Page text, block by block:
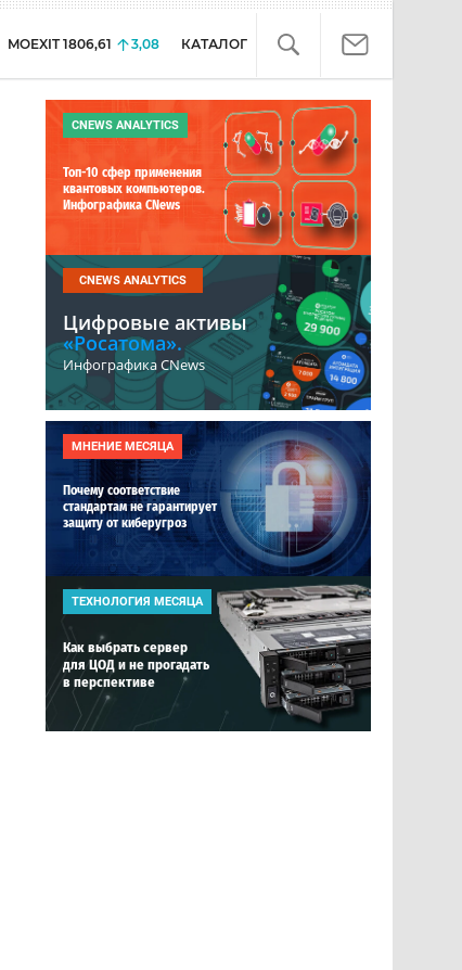
MOEXIT 1806,61 3,08 КАТАЛОГ
CNEWS ANALYTICS
Топ-10 сфер применения
квантовых компьютеров.
Инфографика CNews
CNEWS ANALYTICS
Цифровые активы
«Росатома».
Инфографика CNews
МНЕНИЕ МЕСЯЦА
Почему соответствие
стандартам не гарантирует
защиту от киберугроз
ТЕХНОЛОГИЯ МЕСЯЦА
Как выбрать сервер
для ЦОД и не прогадать
в перспективе